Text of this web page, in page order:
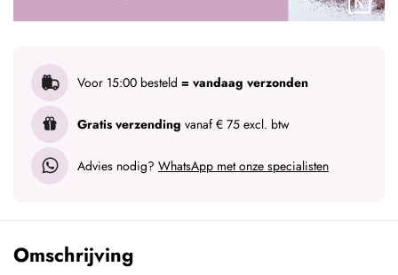
Voor 15:00 besteld = vandaag verzonden
Gratis verzending vanaf € 75 excl. btw
Advies nodig? WhatsApp met onze specialisten
Omschrijving